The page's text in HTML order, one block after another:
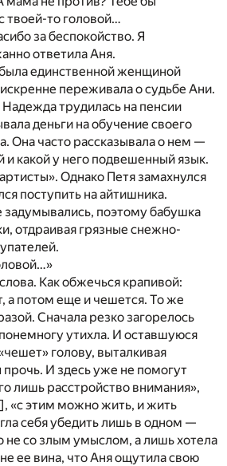
твоей-то головой…
за беспокойство. Я
ответила Аня.
единственной женщиной
переживала о судьбе Ани.
трудилась на пенсии
деньги на обучение своего
Она часто рассказывала о нем —
какой у него подвешенный язык.
Однако Петя замахнулся
поступить на айтишника.
задумывались, поэтому бабушка
отдраивая грязные снежно-
Как обжечься крапивой:
а потом еще и чешется. То же
Сначала резко загорелось
утихла. И оставшуюся
голову, выталкивая
И здесь уже не помогут
лишь расстройство внимания»,
, «с этим можно жить, и жить
себя убедить лишь в одном —
не со злым умыслом, а лишь хотела
ее вина, что Аня ощутила свою